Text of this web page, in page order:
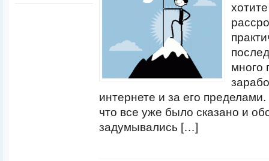
много
интернете и за его
что все уже было сказано и
задумывались […]